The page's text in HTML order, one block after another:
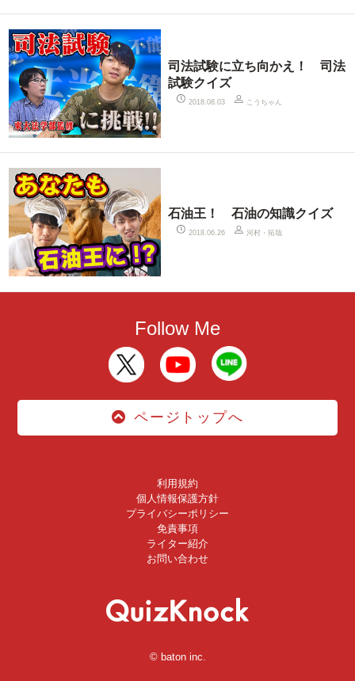
司法試験に立ち向かえ！ 司法
試験クイズ
2018.08.03 こうちゃん
石油王！ 石油の知識クイズ
2018.06.26 河村・拓哉
Follow Me
ページトップへ
利用規約
個人情報保護方針
プライバシーポリシー
免責事項
ライター紹介
お問い合わせ
© baton inc.